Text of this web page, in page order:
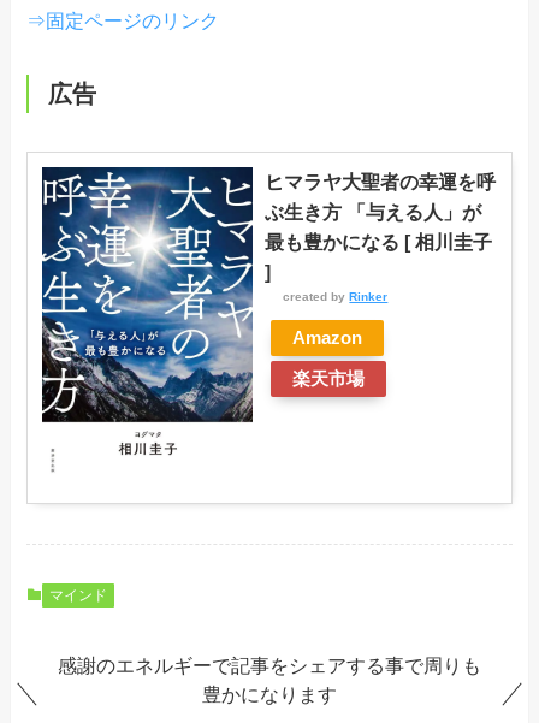
⇒固定ページのリンク
広告
ヒマラヤ大聖者の幸運を呼
ぶ生き方 「与える人」が
最も豊かになる [ 相川圭子
]
created byRinker
Amazon
楽天市場
マインド
感謝のエネルギーで記事をシェアする事で周りも
豊かになります